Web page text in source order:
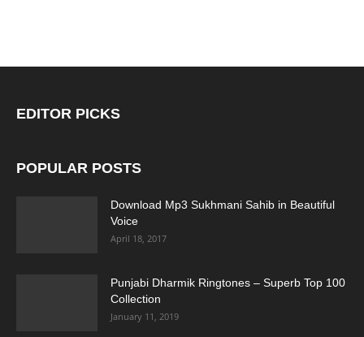
EDITOR PICKS
POPULAR POSTS
Download Mp3 Sukhmani Sahib in Beautiful
Voice
April 18, 2017
Punjabi Dharmik Ringtones – Superb Top 100
Collection
January 11, 2019